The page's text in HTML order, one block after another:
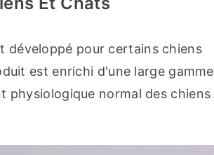
développé pour certains chiens
est enrichi d'une large gamme
physiologique normal des chiens